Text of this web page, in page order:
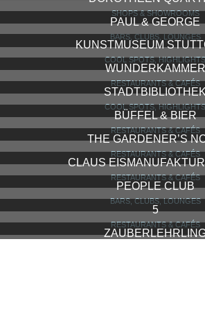
JIGGER & SPOON
RESTAURANTS & CAFÉS
FOU FOU
BARS, CLUBS, LOUNGES
KAUFHAUS MITTE
SHOPS & SHOWROOMS